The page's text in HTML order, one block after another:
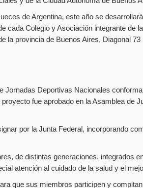
de Argentina, este año se
Colegio y Asociación integrante de
provincia de Buenos Aires, Diagonal
Deportivas Nacionales
fue aprobado en la Asamblea de
por la Junta Federal, incorporando
de distintas generaciones, integrados
atención al cuidado de la salud y el
que sus miembros participen y